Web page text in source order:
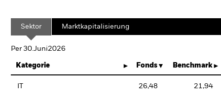
Sektor Marktkapitalisierung
Per 30.Juni2026
Kategorie Fonds Benchmark
26,48 21,94